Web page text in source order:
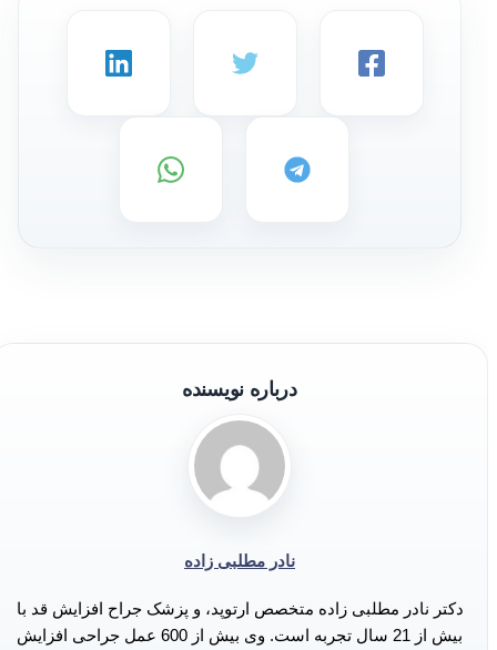
درباره نویسنده
نادر مطلبی زاده
دکتر نادر مطلبی زاده متخصص ارتوپد، و پزشک جراح افزایش قد با
بیش از 21 سال تجربه است. وی بیش از 600 عمل جراحی افزایش